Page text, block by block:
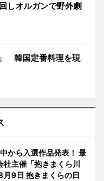
しオルガンで野外劇
韓国定番料理を現
から入選作品発表！ 最
主催「抱きまくら川
9日 抱きまくらの日